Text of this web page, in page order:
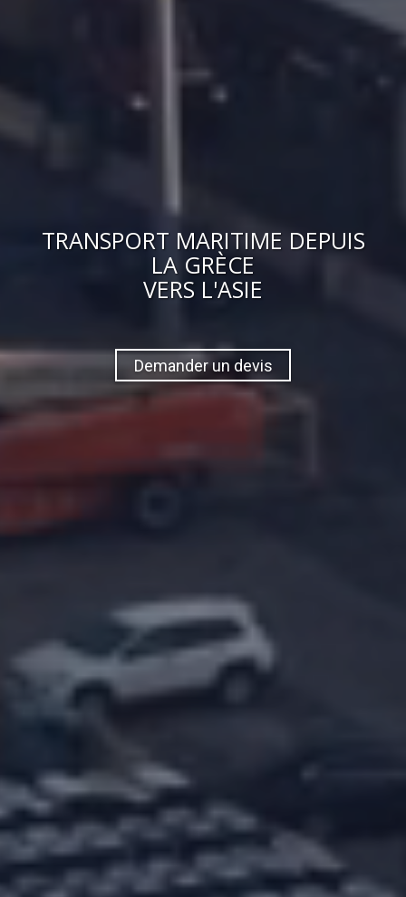
TRANSPORT MARITIME DEPUIS
LA GRÈCE
VERS L'ASIE
Demander un devis